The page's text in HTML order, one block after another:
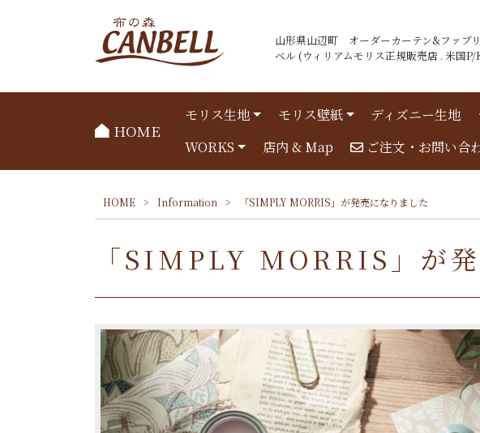
山形県山辺町 オーダーカーテン&ファブ
ベル (ウィリアムモリス正規販売店 . 米国
HOME
モリス生地 モリス壁紙 ディズニー生地
WORKS
店内 & Map ご注文・お問い合
HOME > Information > 「SIMPLY MORRIS」が発売になりました
「SIMPLY MORRIS」が